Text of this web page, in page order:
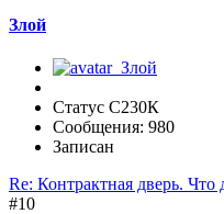
Злой
Статус С230К
Сообщения: 980
Записан
Re: Контрактная дверь. Что
#10